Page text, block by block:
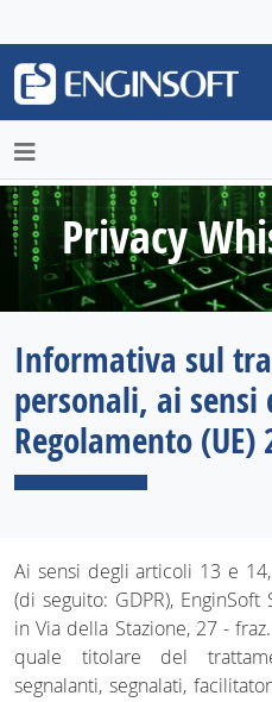
Privacy
Informativa sul
personali, ai sensi
Regolamento (UE)
Ai sensi degli articoli 13 e
(di seguito: GDPR), EnginSoft
in Via della Stazione, 27 -
quale titolare del
segnalanti, segnalati,
May we use cookies to
privacy very seriously. Please
and any